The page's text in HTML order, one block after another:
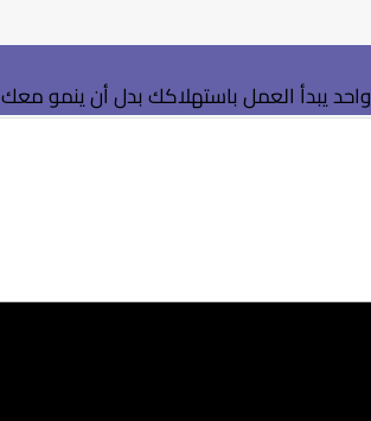
يبدأ العمل باستهلاكك بدل أن ينمو معك